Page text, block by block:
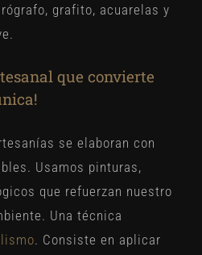
grafito, acuarelas y
que convierte
se elaboran con
Usamos pinturas,
que refuerzan nuestro
Una técnica
. Consiste en aplicar